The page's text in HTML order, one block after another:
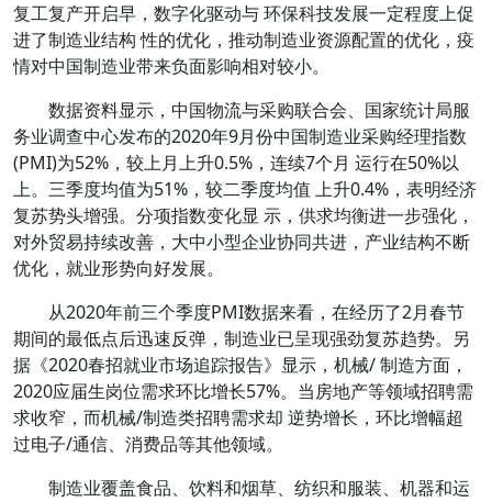
复工复产开启早，数字化驱动与 环保科技发展一定程度上促
进了制造业结构 性的优化，推动制造业资源配置的优化，疫
情对中国制造业带来负面影响相对较小。
数据资料显示，中国物流与采购联合会、国家统计局服
务业调查中心发布的2020年9月份中国制造业采购经理指数
(PMI)为52%，较上月上升0.5%，连续7个月 运行在50%以
上。三季度均值为51%，较二季度均值 上升0.4%，表明经济
复苏势头增强。分项指数变化显 示，供求均衡进一步强化，
对外贸易持续改善，大中小型企业协同共进，产业结构不断
优化，就业形势向好发展。
从2020年前三个季度PMI数据来看，在经历了2月春节
期间的最低点后迅速反弹，制造业已呈现强劲复苏趋势。另
据《2020春招就业市场追踪报告》显示， 机械/ 制造方面，
2020应届生岗位需求环比增长57%。当房地产等领域招聘需
求收窄，而机械/制造类招聘需求却 逆势增长，环比增幅超
过电子/通信、消费品等其他领域。
制造业覆盖食品、饮料和烟草、纺织和服装、机器和运